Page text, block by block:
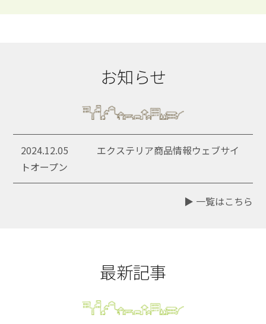
お知らせ
2024.12.05
エクステリア商品情報ウェブサイ
トオープン
▶︎ 一覧はこちら
最新記事